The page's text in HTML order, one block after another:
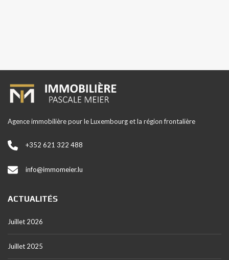
Agence immobilière pour le Luxembourg et la région frontalière
+352 621 322 488
info@immomeier.lu
ACTUALITÉS
Juillet 2026
Juillet 2025